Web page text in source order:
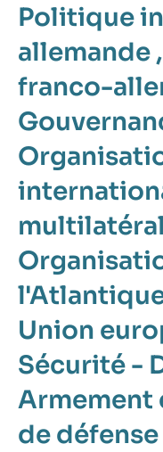
Politique
allemande ,
franco-
Union
Sécurité -
Armement
de défense